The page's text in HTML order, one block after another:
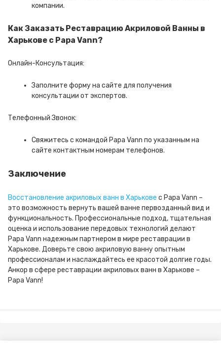
компании.
Как Заказать Реставрацию Акриловой Ванны в
Харькове с Papa Vann?
Онлайн-Консультация:
Заполните форму на сайте для получения
консультации от экспертов.
Телефонный Звонок:
Свяжитесь с командой Papa Vann по указанным на
сайте контактным номерам телефонов.
Заключение
Восстановление акриловых ванн в Харькове с Papa Vann –
это возможность вернуть вашей ванне первозданный вид и
функциональность. Профессиональные подход, тщательная
оценка и использование передовых технологий делают
Papa Vann надежным партнером в мире реставрации в
Харькове. Доверьте свою акриловую ванну опытным
профессионалам и наслаждайтесь ее красотой долгие годы.
Анкор в сфере реставрации акриловых ванн в Харькове –
Papa Vann!